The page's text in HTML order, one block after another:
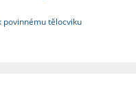
povinnému tělocviku